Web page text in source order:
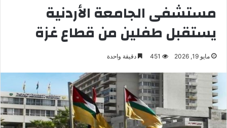
مستشفى الجامعة الأردنية
يستقبل طفلين من قطاع غزة
مايو 19, 2026 451 دقيقة واحدة